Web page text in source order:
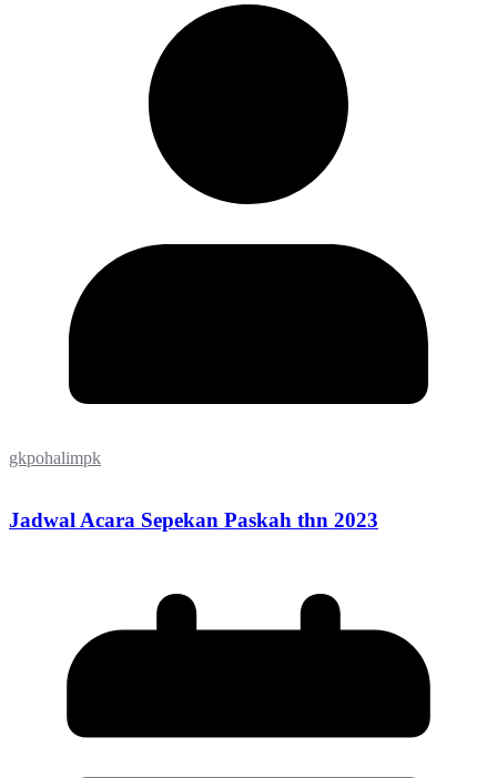
gkpohalimpk
Jadwal Acara Sepekan Paskah thn 2023